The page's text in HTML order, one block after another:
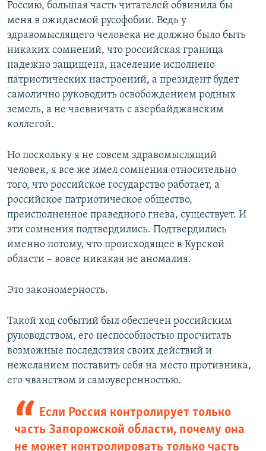
Россию, большая часть читателей обвинила бы
меня в ожидаемой русофобии. Ведь у
здравомыслящего человека не должно было быть
никаких сомнений, что российская граница
надежно защищена, население исполнено
патриотических настроений, а президент будет
самолично руководить освобождением родных
земель, а не чаевничать с азербайджанским
коллегой.
Но поскольку я не совсем здравомыслящий
человек, я все же имел сомнения относительно
того, что российское государство работает, а
российское патриотическое общество,
преисполненное праведного гнева, существует. И
эти сомнения подтвердились. Подтвердились
именно потому, что происходящее в Курской
области – вовсе никакая не аномалия.
Это закономерность.
Такой ход событий был обеспечен российским
руководством, его неспособностью просчитать
возможные последствия своих действий и
нежеланием поставить себя на место противника,
его чванством и самоуверенностью.
Если Россия контролирует только
часть Запорожской области, почему она
не может контролировать только часть